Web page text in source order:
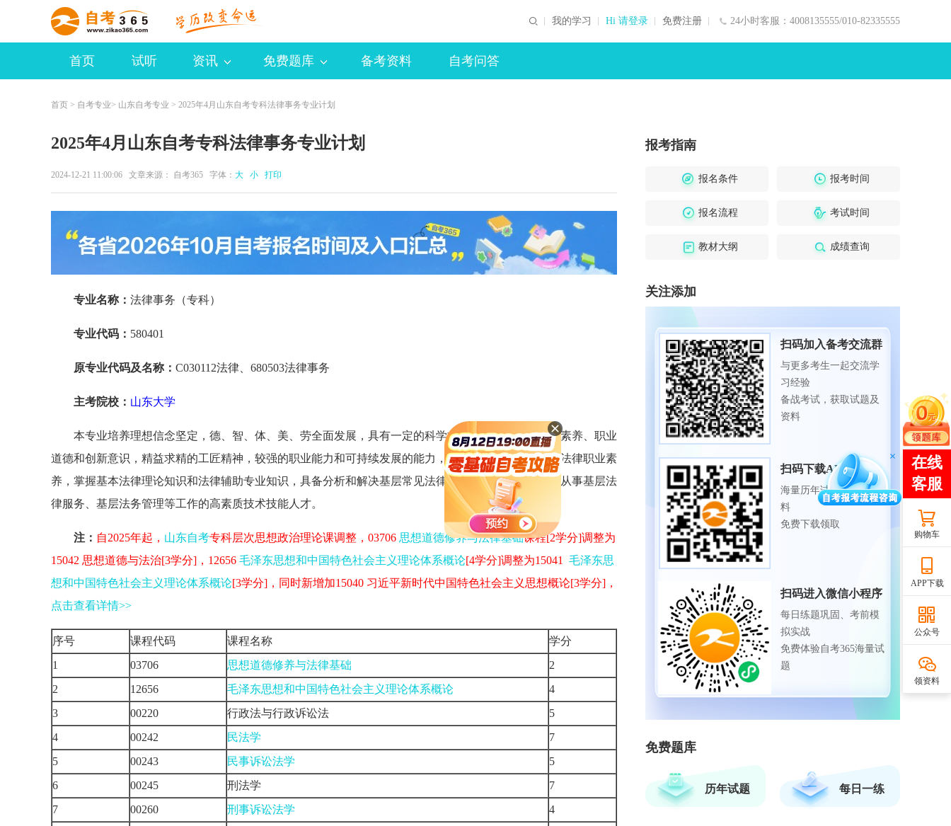
24小时客服：4008135555/010-82335555
我的学习 Hi 请登录 免费注册
首页 试听 资讯 免费题库 备考资料 自考问答
首页 > 自考专业> 山东自考专业 > 2025年4月山东自考专科法律事务专业计划
2025年4月山东自考专科法律事务专业计划
2024-12-21 11:00:06 文章来源： 自考365 字体： 大 小 打印
专业名称： 法律事务（专科）
专业代码： 580401
原专业代码及名称： C030112法律、680503法律事务
主考院校： 山东大学
本专业培养理想信念坚定，德、智、体、美、劳全面发展，具有一定的科学文化水平，良好的人文素养、职业
道德和创新意识，精益求精的工匠精神，较强的职业能力和可持续发展的能力，具有良好的法律意识和法律职业素
养，掌握基本法律理论知识和法律辅助专业知识，具备分析和解决基层常见法律事务问题的能力，能够从事基层法
律服务、基层法务管理等工作的高素质技术技能人才。
注： 自2025年起， 山东自考专科层次思想政治理论课调整，03706 思想道德修养与法律基础课程[2学分]调整为
15042 思想道德与法治[3学分]，12656 毛泽东思想和中国特色社会主义理论体系概论[4学分]调整为15041 毛泽东思
想和中国特色社会主义理论体系概论[3学分]，同时新增加15040 习近平新时代中国特色社会主义思想概论[3学分]，
点击查看详情>>
序号 课程代码 课程名称
学分
1
03706 思想道德修养与法律基础
2
2
12656 毛泽东思想和中国特色社会主义理论体系概论
4
3
00220 行政法与行政诉讼法
5
4
00242 民法学
7
5
00243 民事诉讼法学
5
6
00245 刑法学
7
7
00260 刑事诉讼法学
4
报考指南
报名条件 报考时间
报名流程 考试时间
教材大纲 成绩查询
关注添加
扫码加入备考交流群
与更多考生一起交流学
习经验
备战考试，获取试题及
资料
扫码下载APP
海量历年试题、备考资
料
免费下载领取
扫码进入微信小程序
每日练题巩固、考前模
拟实战
免费体验自考365海量试
题
免费题库
历年试题 每日一练
购物车
APP下载
公众号
领资料